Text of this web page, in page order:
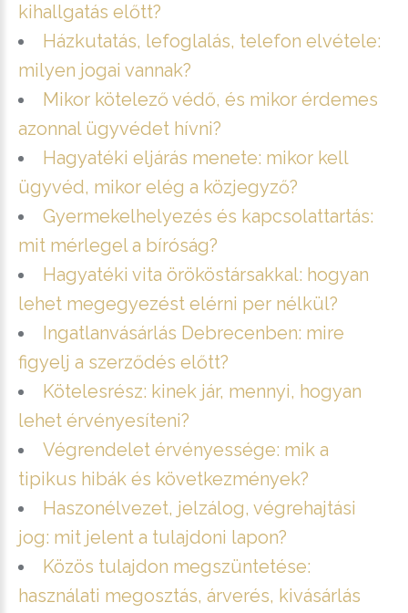
kihallgatás előtt?
Házkutatás, lefoglalás, telefon elvétele:
milyen jogai vannak?
Mikor kötelező védő, és mikor érdemes
azonnal ügyvédet hívni?
Hagyatéki eljárás menete: mikor kell
ügyvéd, mikor elég a közjegyző?
Gyermekelhelyezés és kapcsolattartás:
mit mérlegel a bíróság?
Hagyatéki vita örököstársakkal: hogyan
lehet megegyezést elérni per nélkül?
Ingatlanvásárlás Debrecenben: mire
figyelj a szerződés előtt?
Kötelesrész: kinek jár, mennyi, hogyan
lehet érvényesíteni?
Végrendelet érvényessége: mik a
tipikus hibák és következmények?
Haszonélvezet, jelzálog, végrehajtási
jog: mit jelent a tulajdoni lapon?
Közös tulajdon megszüntetése:
használati megosztás, árverés, kivásárlás